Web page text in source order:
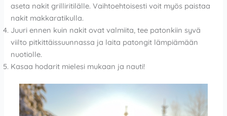
aseta nakit grilliritilälle. Vaihtoehtoisesti voit myös paistaa
nakit makkaratikulla.
Juuri ennen kuin nakit ovat valmiita, tee patonkiin syvä
viilto pitkittäissuunnassa ja laita patongit lämpiämään
nuotiolle.
Kasaa hodarit mielesi mukaan ja nauti!